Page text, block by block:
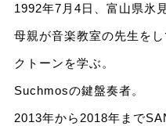
1992年7月4日、富山県氷
母親が音楽教室の先生を
クトーンを学ぶ。
Suchmosの鍵盤奏者。
2013年から2018年まで